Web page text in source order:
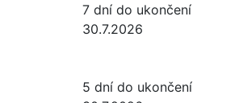
7 dní do ukončení
30.7.2026
5 dní do ukončení